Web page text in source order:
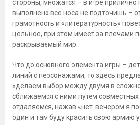
стороны, множатся – в игре прилично
выполнено все носа не подточишь –
грамотность и «литературность»
цельное, при этом имеет за плечами
раскрываемый мир.
Что до основного элемента игры –
линий с персонажами, то здесь
«делаем выбор между двумя в
сближаемся с ними путем
отдаляемся, нажав «нет, вечером я
один и там буду красить свою армию